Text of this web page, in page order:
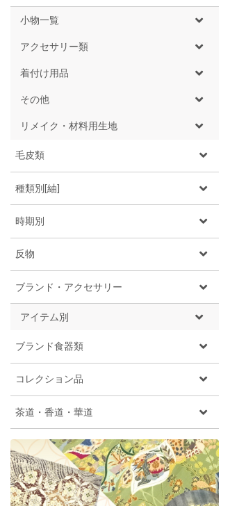
小物一覧
アクセサリー類
着付け用品
その他
リメイク・材料用生地
毛皮類
種類別[紬]
時期別
反物
ブランド・アクセサリー
アイテム別
ブランド食器類
コレクション品
茶道・香道・華道